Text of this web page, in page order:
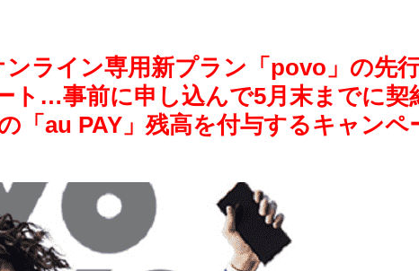
ンライン専用新プラン「povo」の先
ト…事前に申し込んで5月末までに契
「au PAY」残高を付与するキャンペ